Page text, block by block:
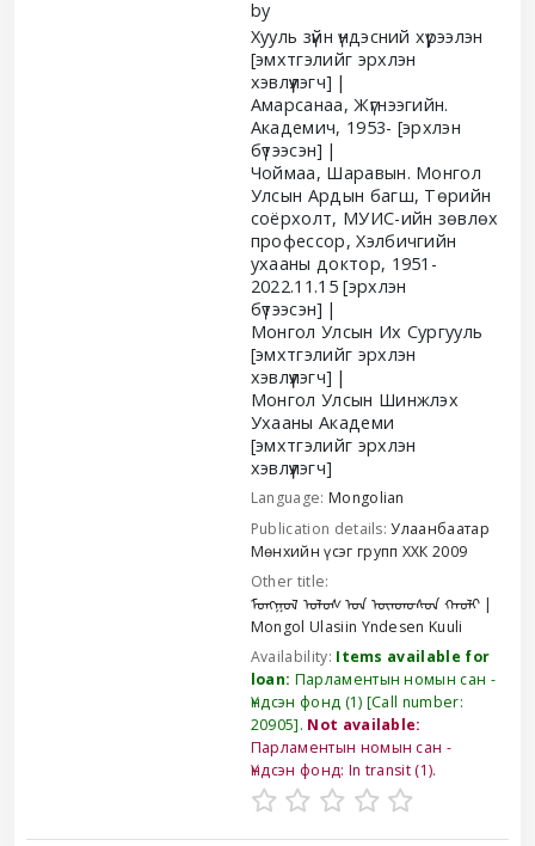
by
Хууль зүйн үндэсний хүрээлэн
[эмхтгэлийг эрхлэн
хэвлүүлэгч]
Амарсанаа, Жүгнээгийн.
Академич, 1953- [эрхлэн
бүтээсэн]
Чоймаа, Шаравын. Монгол
Улсын Ардын багш, Төрийн
соёрхолт, МУИС-ийн зөвлөх
профессор, Хэлбичгийн
ухааны доктор, 1951-
2022.11.15[эрхлэн
бүтээсэн]
Монгол Улсын Их Сургууль
[эмхтгэлийг эрхлэн
хэвлүүлэгч]
Монгол Улсын Шинжлэх
Ухааны Академи
[эмхтгэлийг эрхлэн
хэвлүүлэгч]
Language: Mongolian
Publication details:Улаанбаатар
Мөнхийн үсэг групп ХХК 2009
Other title:
ᠮᠣᠩᠭᠣᠯ ᠤᠯᠤᠰ ᠤᠨ ᠦᠨᠳᠦᠰᠦᠨ ᠬᠠᠤᠯᠢ
Mongol Ulasiin Yndesen Kuuli
Availability: Items available for
loan: Парламентын номын сан -
Үндсэн фонд (1) Call number:
20905 . Not available:
Парламентын номын сан -
Үндсэн фонд: In transit (1).